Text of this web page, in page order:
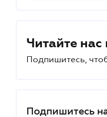
Читайте нас
Подпишитесь,
Подпишитесь